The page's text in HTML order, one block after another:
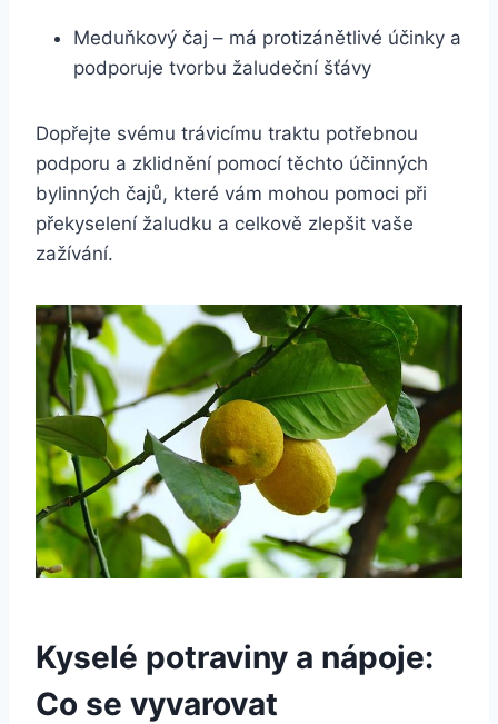
Meduňkový čaj – má protizánětlivé účinky a
podporuje tvorbu žaludeční šťávy
Dopřejte svému trávicímu traktu potřebnou
podporu a zklidnění pomocí těchto účinných
bylinných čajů, které vám mohou pomoci při
překyselení žaludku a celkově zlepšit vaše
zažívání.
Kyselé potraviny a nápoje:
Co se vyvarovat